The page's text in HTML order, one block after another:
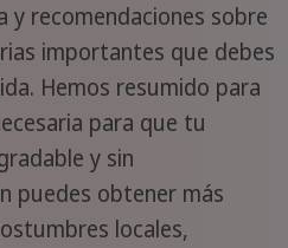
y recomendaciones sobre
importantes que debes
Hemos resumido para
para que tu
y sin
puedes obtener más
locales,